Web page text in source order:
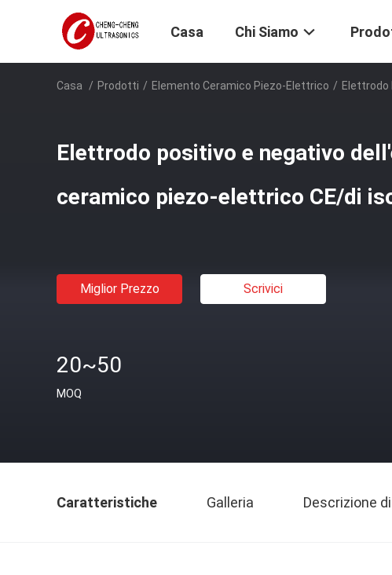
Casa Chi Siamo
Casa / Prodotti / Elemento Ceramico Piezo-Elettrico / Elettrodo
Elettrodo positivo e negativo
ceramico piezo-elettrico CE/di
Miglior Prezzo Scrivici
20~50
MOQ
Caratteristiche Galleria Descrizione